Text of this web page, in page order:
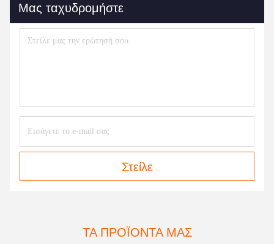
Μας ταχυδρομήστε
Στείλε
ΤΑ ΠΡΟΪΌΝΤΑ ΜΑΣ